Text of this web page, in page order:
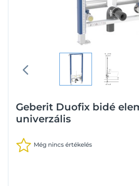
Geberit Duofix bidé
univerzális
Még nincs értékelés